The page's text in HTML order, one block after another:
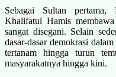
Sebagai Sultan
Khalifatul Hamis
sangat disegani. Selain
dasar-dasar demokrasi
tertanam hingga turun
masyarakatnya hingga kini.